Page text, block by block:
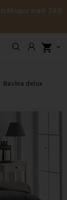
nákupu nad 760
shopping_cart 
Bavlna delux